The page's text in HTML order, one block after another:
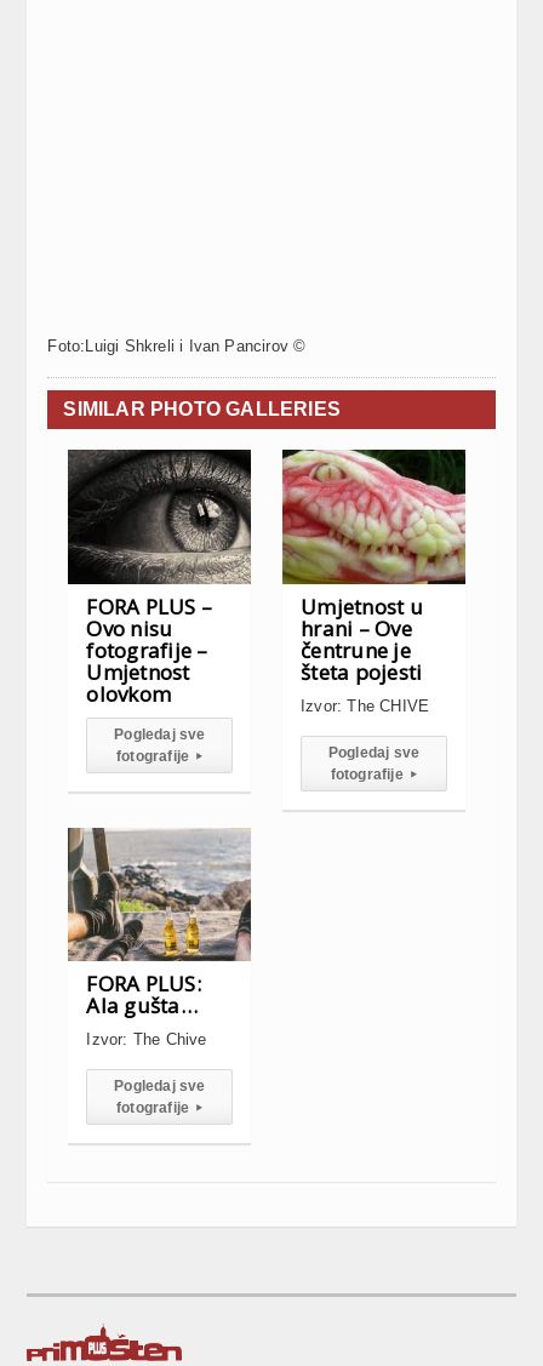
Foto:Luigi Shkreli i Ivan Pancirov ©
SIMILAR PHOTO GALLERIES
FORA PLUS –
Ovo nisu
fotografije –
Umjetnost
olovkom
Pogledaj sve
fotografije▸
Umjetnost u
hrani – Ove
čentrune je
šteta pojesti
Izvor: The CHIVE
Pogledaj sve
fotografije▸
FORA PLUS:
Ala gušta…
Izvor: The Chive
Pogledaj sve
fotografije▸